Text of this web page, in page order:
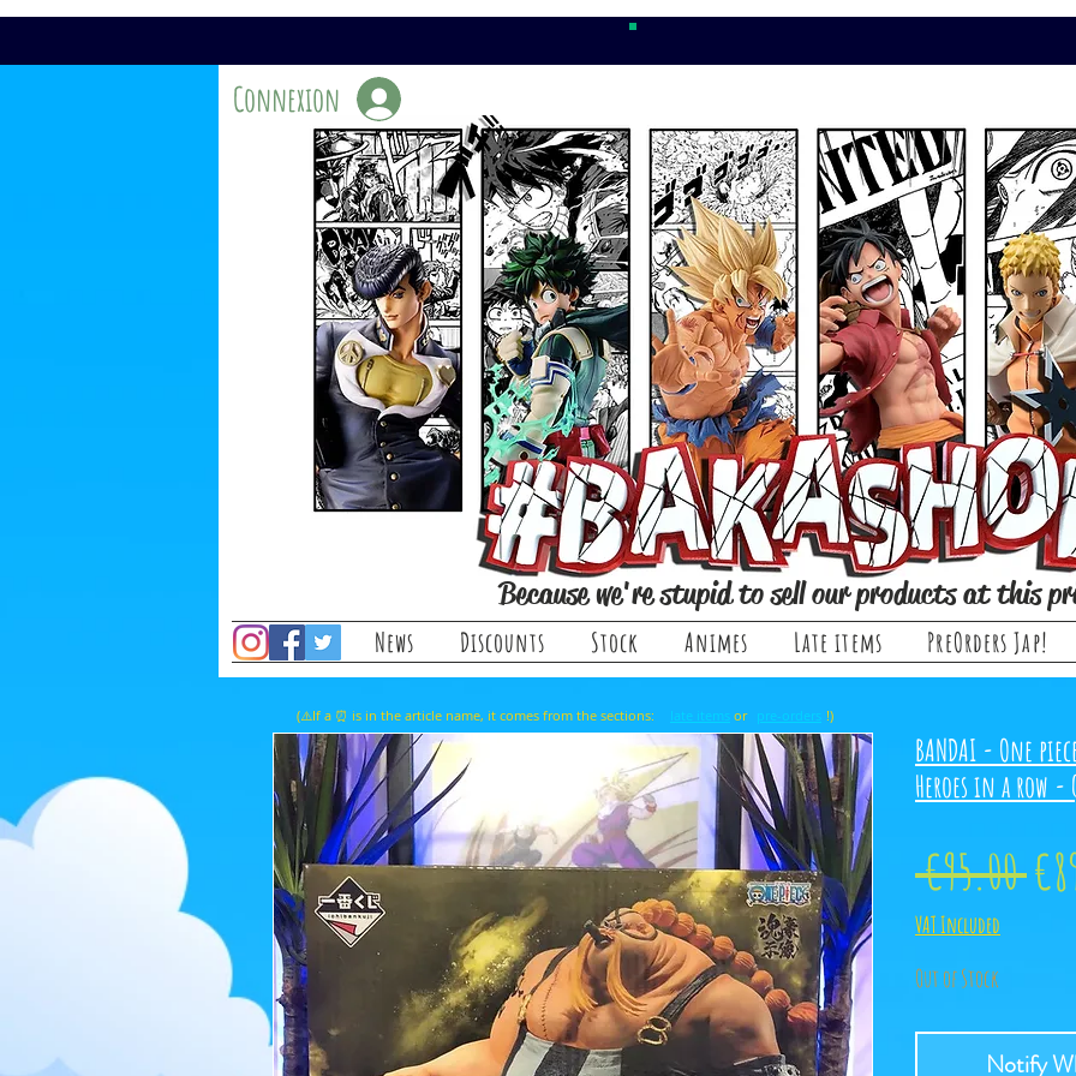
Connexion
Because we're stupid to sell our products at this
News Discounts Stock Animes Late items PreOrders Jap!
BANDAI - One
Heroes in a row -
€95.00
VAT Included
Out of Stock
Notify
(⚠️If a ⏰ is in the article name, it comes from the sections: or !)
late items pre-orders